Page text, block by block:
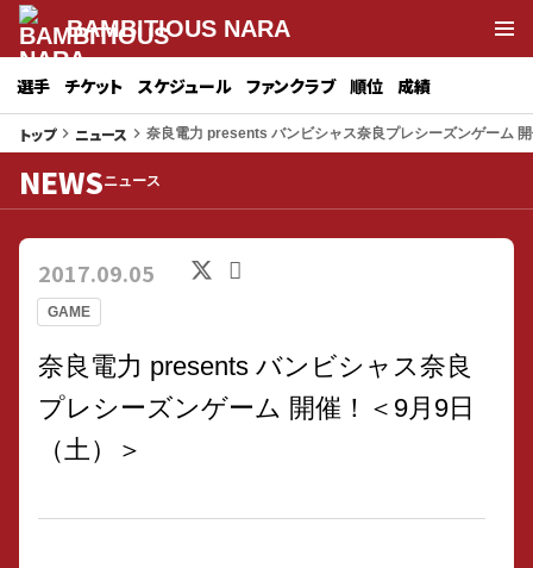
BAMBITIOUS NARA
選手 チケット スケジュール ファンクラブ 順位 成績
トップkeyboard_arrow_right ニュース keyboard_arrow_right 奈良電力 presents バンビシャス奈良プレシーズンゲーム
NEWSニュース
GAME
2017.09.05
奈良電力 presents バンビシャス奈良
プレシーズンゲーム 開催！＜9月9日
（土）＞